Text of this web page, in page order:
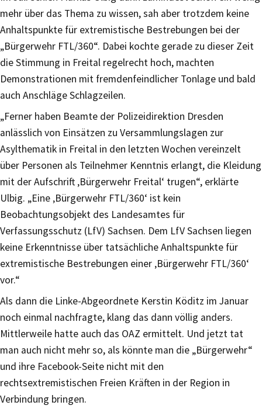
mehr über das Thema zu wissen, sah aber trotzdem keine
Anhaltspunkte für extremistische Bestrebungen bei der
„Bürgerwehr FTL/360“. Dabei kochte gerade zu dieser Zeit
die Stimmung in Freital regelrecht hoch, machten
Demonstrationen mit fremdenfeindlicher Tonlage und bald
auch Anschläge Schlagzeilen.
„Ferner haben Beamte der Polizeidirektion Dresden
anlässlich von Einsätzen zu Versammlungslagen zur
Asylthematik in Freital in den letzten Wochen vereinzelt
über Personen als Teilnehmer Kenntnis erlangt, die Kleidung
mit der Aufschrift ‚Bürgerwehr Freital‘ trugen“, erklärte
Ulbig. „Eine ‚Bürgerwehr FTL/360‘ ist kein
Beobachtungsobjekt des Landesamtes für
Verfassungsschutz (LfV) Sachsen. Dem LfV Sachsen liegen
keine Erkenntnisse über tatsächliche Anhaltspunkte für
extremistische Bestrebungen einer ‚Bürgerwehr FTL/360‘
vor.“
Als dann die Linke-Abgeordnete Kerstin Köditz im Januar
noch einmal nachfragte, klang das dann völlig anders.
Mittlerweile hatte auch das OAZ ermittelt. Und jetzt tat
man auch nicht mehr so, als könnte man die „Bürgerwehr“
und ihre Facebook-Seite nicht mit den
rechtsextremistischen Freien Kräften in der Region in
Verbindung bringen.